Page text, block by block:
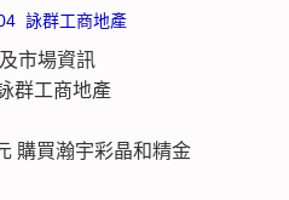
詠群工商地產
市場資訊
群工商地產
購買瀚宇彩晶和精金